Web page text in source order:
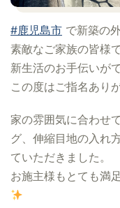
#鹿児島市 で新築の
素敵なご家族の皆様
新生活のお手伝いが
この度はご指名あり
家の雰囲気に合わせ
グ、伸縮目地の入れ
ていただきました。
お施主様もとても満